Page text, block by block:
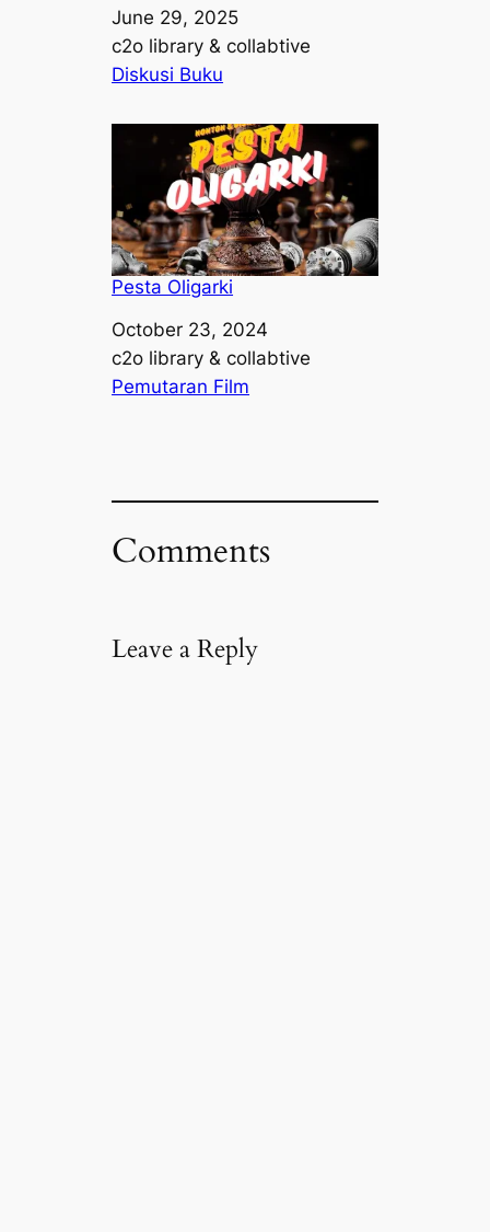
Date
June 29, 2025
Author
c2o library & collabtive
In relation to
Diskusi Buku
Pesta Oligarki
Date
October 23, 2024
Author
c2o library & collabtive
In relation to
Pemutaran Film
Comments
Leave a Reply